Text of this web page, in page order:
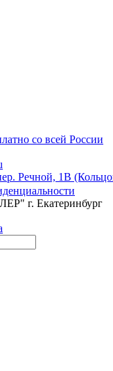
со всей России
Речной, 1В
г. Екатеринбург